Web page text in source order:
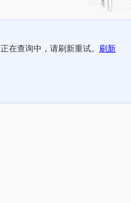
正在查询中，请刷新重试。 刷新